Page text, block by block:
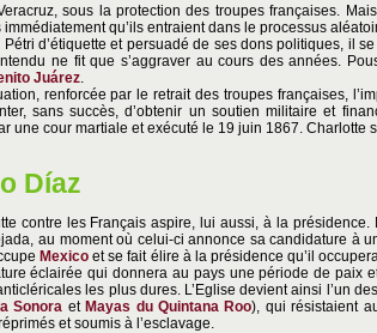
sous la protection des troupes françaises.
qu’ils entraient dans le processus
d’étiquette et persuadé de ses dons politiques, il
ne fit que s’aggraver au cours des années.
Juárez
renforcée par le retrait des troupes françaises,
sans succès, d’obtenir un soutien militaire et
une cour martiale et exécuté le 19 juin 1867. Charlotte
Díaz
contre les Français aspire, lui aussi, à la présidence.
au moment où celui-ci annonce sa candidature à
Mexico et se fait élire à la présidence qu’il
éclairée qui donnera au pays une période de paix
les plus dures. L’Eglise devient ainsi l’un
Sonora etMayas du Quintana Roo), qui résistaient
et soumis à l’esclavage.